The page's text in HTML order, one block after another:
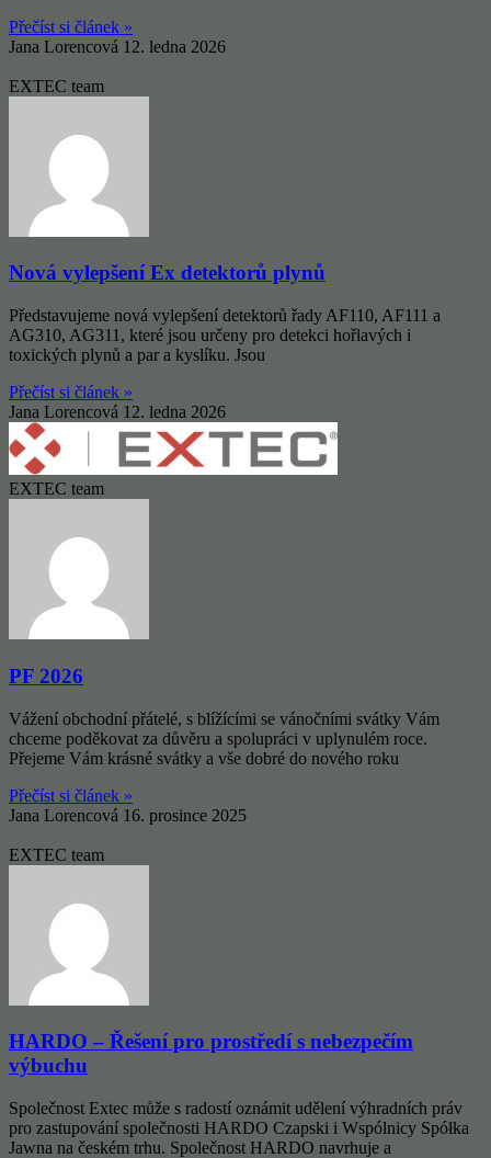
Přečíst si článek »
Jana Lorencová 12. ledna 2026
EXTEC team
Nová vylepšení Ex detektorů plynů
Představujeme nová vylepšení detektorů řady AF110, AF111 a
AG310, AG311, které jsou určeny pro detekci hořlavých i
toxických plynů a par a kyslíku. Jsou
Přečíst si článek »
Jana Lorencová 12. ledna 2026
EXTEC team
PF 2026
Vážení obchodní přátelé, s blížícími se vánočními svátky Vám
chceme poděkovat za důvěru a spolupráci v uplynulém roce.
Přejeme Vám krásné svátky a vše dobré do nového roku
Přečíst si článek »
Jana Lorencová 16. prosince 2025
EXTEC team
HARDO – Řešení pro prostředí s nebezpečím
výbuchu
Společnost Extec může s radostí oznámit udělení výhradních práv
pro zastupování společnosti HARDO Czapski i Wspólnicy Spółka
Jawna na českém trhu. Společnost HARDO navrhuje a